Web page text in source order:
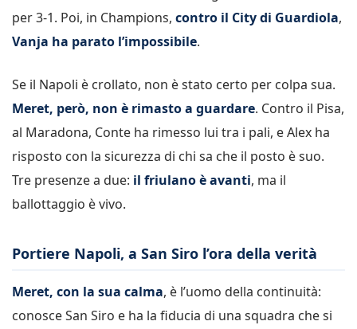
per 3-1. Poi, in Champions, contro il City di Guardiola,
Vanja ha parato l’impossibile.
Se il Napoli è crollato, non è stato certo per colpa sua.
Meret, però, non è rimasto a guardare. Contro il Pisa,
al Maradona, Conte ha rimesso lui tra i pali, e Alex ha
risposto con la sicurezza di chi sa che il posto è suo.
Tre presenze a due: il friulano è avanti, ma il
ballottaggio è vivo.
Portiere Napoli, a San Siro l’ora della verità
Meret, con la sua calma, è l’uomo della continuità:
conosce San Siro e ha la fiducia di una squadra che si